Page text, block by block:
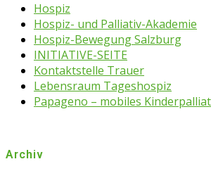
Hospiz
Hospiz- und Palliativ-Akademie
Hospiz-Bewegung Salzburg
INITIATIVE-SEITE
Kontaktstelle Trauer
Lebensraum Tageshospiz
Papageno – mobiles
Archiv